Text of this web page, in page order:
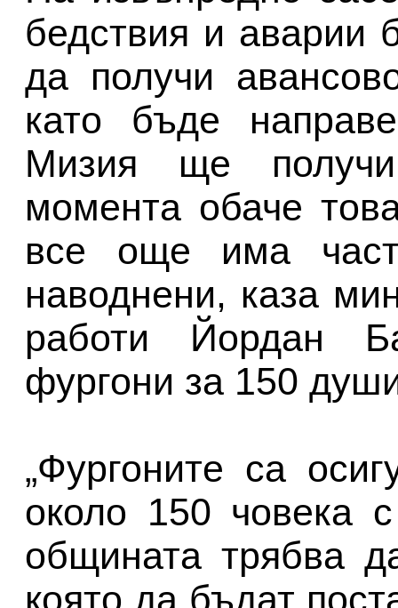
бедствия и аварии
да получи
като бъде
Мизия ще
момента обаче
все още има
наводнени, каза
работи Йордан
фургони за 150
„Фургоните са
около 150 човека
общината трябва
която да бъдат